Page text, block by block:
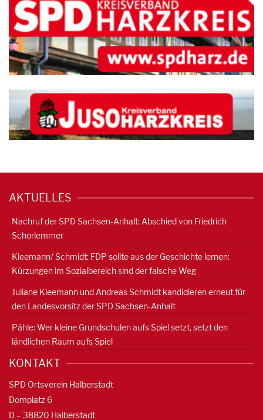
AKTUELLES
Nachruf der SPD Sachsen-Anhalt: Abschied von Friedrich
Schorlemmer
Kleemann/ Schmidt: FDP sollte aus der Geschichte lernen:
Kürzungen im Sozialbereich sind der falsche Weg
Juliane Kleemann und Andreas Schmidt kandidieren erneut für
den Landesvorsitz der SPD Sachsen-Anhalt
Pähle: Wer kleine Grundschulen aufs Spiel setzt, setzt den
ländlichen Raum aufs Spiel
KONTAKT
SPD Ortsverein Halberstadt
Domplatz 6
D – 38820 Halberstadt